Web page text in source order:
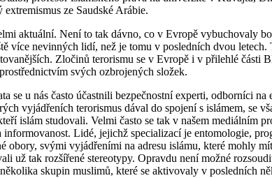
extremismus ze Saudské Arábie.
aktuální. Není to tak dávno, co v Evropě vybuchovaly
více nevinných lidí, než je tomu v posledních dvou
Zločinů terorismu se v Evropě i v přilehlé části
svých ozbrojených složek.
se u nás často účastnili bezpečnostní experti, odborníci
vyjádřeních terorismus dával do spojení s islámem, se
islám studovali. Velmi často se tak v našem mediálním
informovanost. Lidé, jejichž specializací je entomologie,
obory, svými vyjádřeními na adresu islámu, které mohly
už tak rozšířené stereotypy. Opravdu není možné
skupin muslimů, které se aktivovaly v posledních